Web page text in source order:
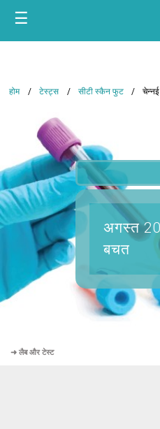
☰
होम टेस्ट्स सीटी स्कैन फुट चेन्नई
अगस्त
बचत
➜ लैब और टेस्ट